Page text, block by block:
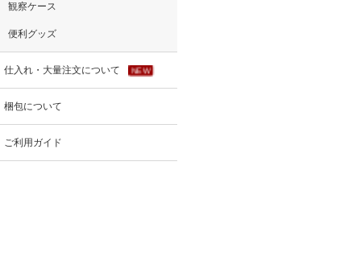
観察ケース
便利グッズ
仕入れ・大量注文について NEW
梱包について
ご利用ガイド